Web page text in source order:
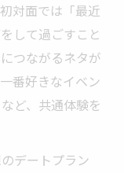
対面では「最近
して過ごすこと
つながるネタが
番好きなイベン
ど、共通体験を
デートプラン